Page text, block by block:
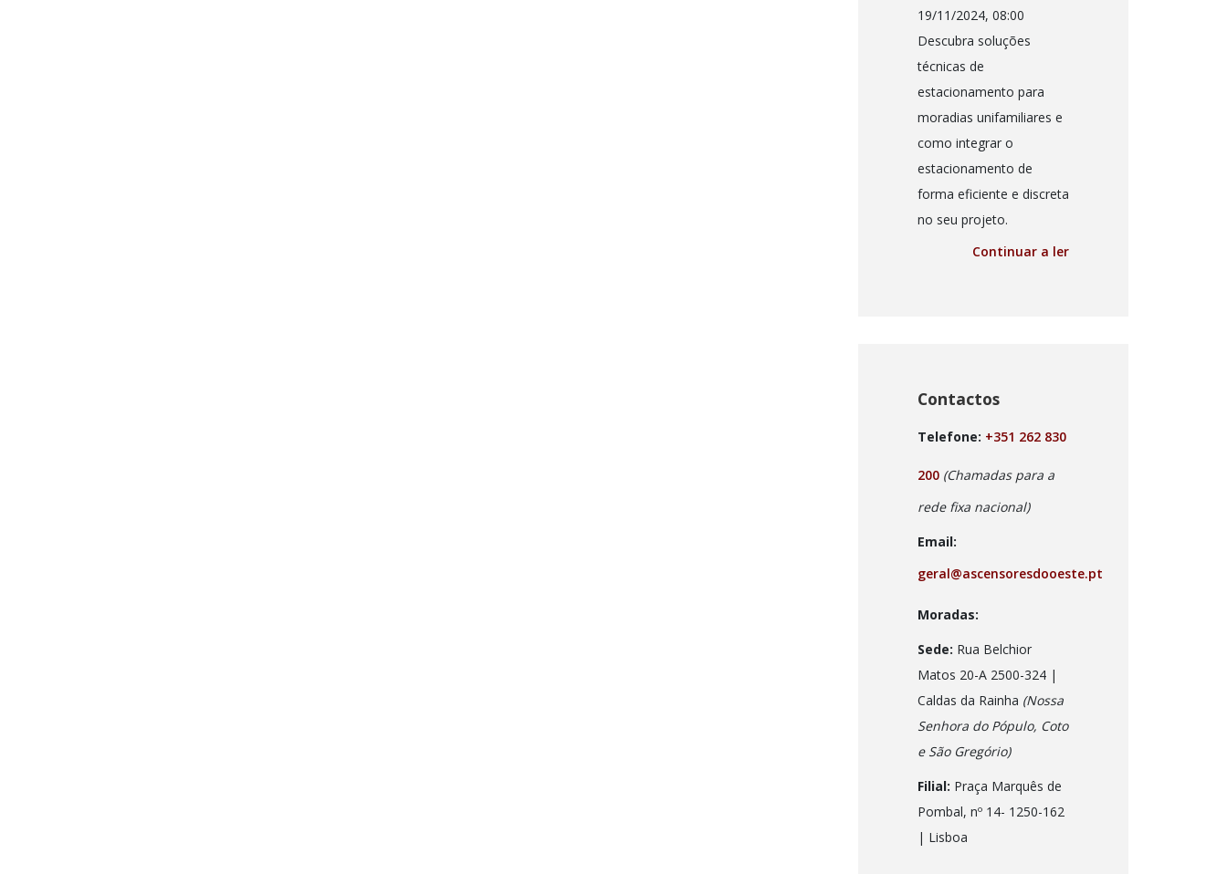
19/11/2024, 08:00
Descubra soluções
técnicas de
estacionamento para
moradias unifamiliares e
como integrar o
estacionamento de
forma eficiente e discreta
no seu projeto.
Continuar a ler
Contactos
Telefone: +351 262 830
200 (Chamadas para a
rede fixa nacional)
Email:
geral@ascensoresdooeste.pt
Moradas:
Sede: Rua Belchior
Matos 20-A 2500-324 |
Caldas da Rainha (Nossa
Senhora do Pópulo, Coto
e São Gregório)
Filial: Praça Marquês de
Pombal, nº 14- 1250-162
| Lisboa